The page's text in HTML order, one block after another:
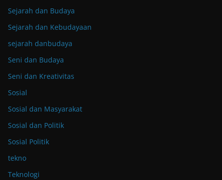
Sejarah dan Budaya
Sejarah dan Kebudayaan
sejarah danbudaya
Seni dan Budaya
Seni dan Kreativitas
Sosial
Sosial dan Masyarakat
Sosial dan Politik
Sosial Politik
tekno
Teknologi